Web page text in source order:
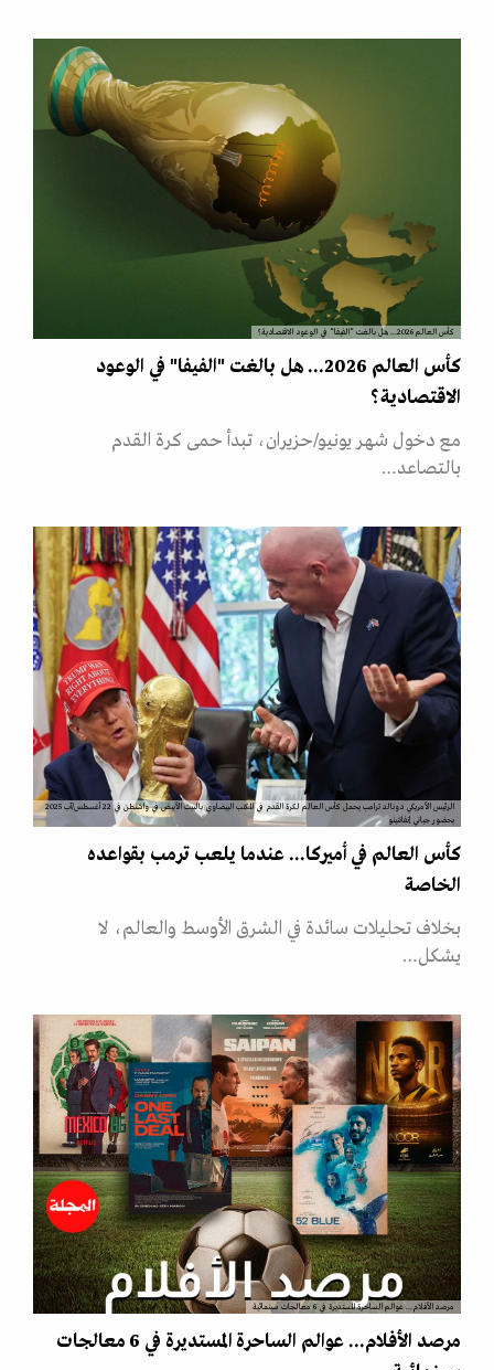
كأس العالم 2026... هل بالغت "الفيفا" في الوعود الاقتصادية؟
كأس العالم 2026... هل بالغت "الفيفا" في الوعود
الاقتصادية؟
مع دخول شهر يونيو/حزيران، تبدأ حمى كرة القدم
بالتصاعد…
الرئيس الأمريكي دونالد ترامب يحمل كأس العالم لكرة القدم في المكتب البيضاوي بالبيت الأبيض في واشنطن في 22 أغسطس/آب 2025
بحضور جياني إنفانتينو
كأس العالم في أميركا... عندما يلعب ترمب بقواعده
الخاصة
بخلاف تحليلات سائدة في الشرق الأوسط والعالم، لا
يشكل…
مرصد الأفلام... عوالم الساحرة المستديرة في 6 معالجات سينمائية
مرصد الأفلام... عوالم الساحرة المستديرة في 6 معالجات